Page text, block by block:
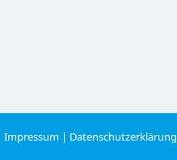
Impressum | Datenschutzerklärung